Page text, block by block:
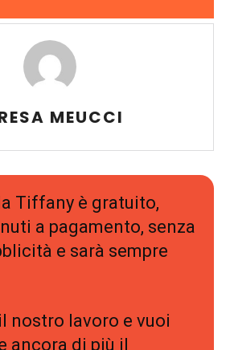
MEUCCI
Tiffany è gratuito,
a pagamento, senza
e sarà sempre
nostro lavoro e vuoi
ancora di più il